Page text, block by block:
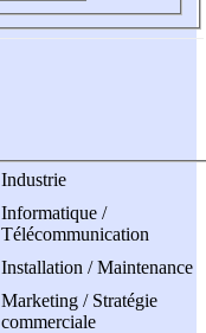
Industrie
Informatique /
Télécommunication
Installation / Maintenance
Marketing / Stratégie
commerciale